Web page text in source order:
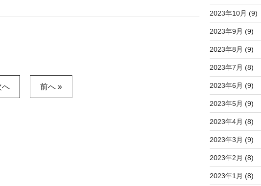
へ 前へ »
2023年10月 (9)
2023年9月 (9)
2023年8月 (9)
2023年7月 (8)
2023年6月 (9)
2023年5月 (9)
2023年4月 (8)
2023年3月 (9)
2023年2月 (8)
2023年1月 (8)